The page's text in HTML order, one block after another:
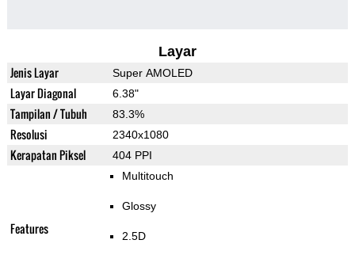
Layar
Jenis Layar Super AMOLED
Layar Diagonal 6.38"
Tampilan / Tubuh 83.3%
Resolusi 2340x1080
Kerapatan Piksel 404 PPI
Features
Multitouch
Glossy
2.5D